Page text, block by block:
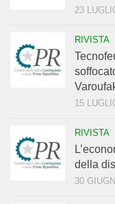
23
RIVISTA
15
RIVISTA
della
30